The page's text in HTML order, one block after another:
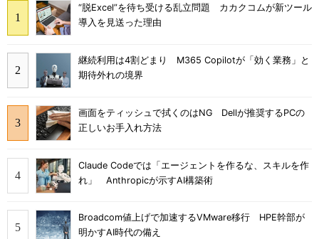
“脱Excel”を待ち受ける乱立問題 カカクコムが新ツール
導入を見送った理由
継続利用は4割どまり M365 Copilotが「効く業務」と
期待外れの境界
画面をティッシュで拭くのはNG Dellが推奨するPCの
正しいお手入れ方法
Claude Codeでは「エージェントを作るな、スキルを作
れ」 Anthropicが示すAI構築術
Broadcom値上げで加速するVMware移行 HPE幹部が
明かすAI時代の備え